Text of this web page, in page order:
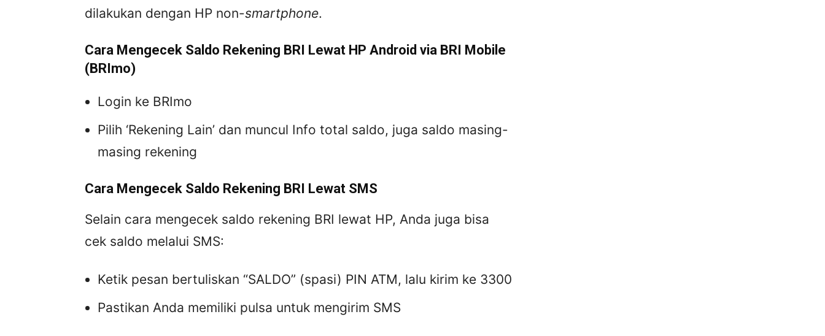
dilakukan dengan HP non-smartphone.
Cara Mengecek Saldo Rekening BRI Lewat HP Android via BRI Mobile
(BRImo)
Login ke BRImo
Pilih ‘Rekening Lain’ dan muncul Info total saldo, juga saldo masing-
masing rekening
Cara Mengecek Saldo Rekening BRI Lewat SMS
Selain cara mengecek saldo rekening BRI lewat HP, Anda juga bisa
cek saldo melalui SMS:
Ketik pesan bertuliskan “SALDO” (spasi) PIN ATM, lalu kirim ke 3300
Pastikan Anda memiliki pulsa untuk mengirim SMS